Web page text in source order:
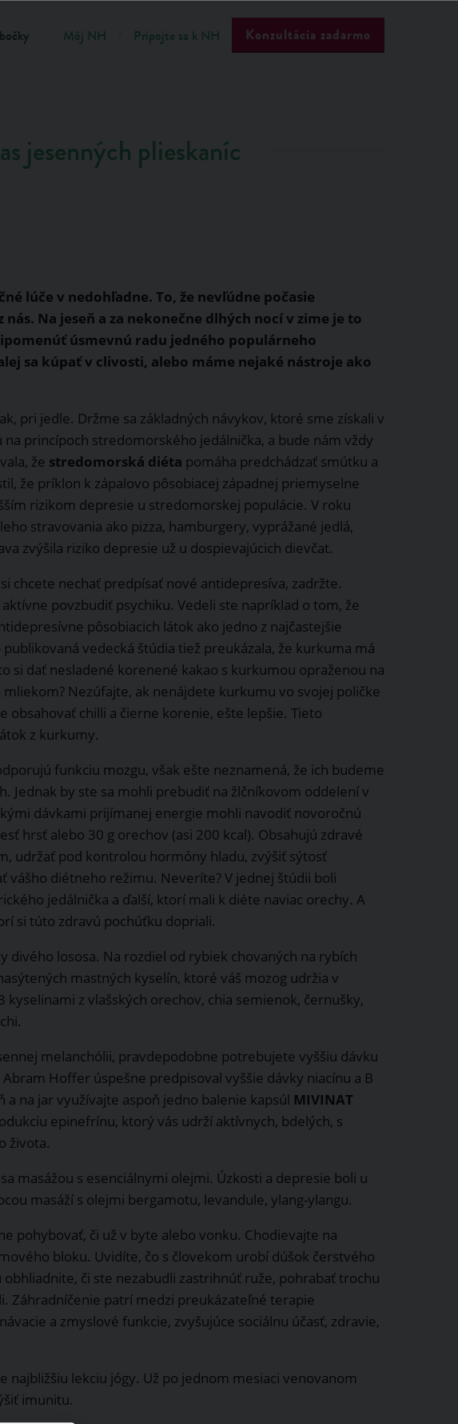
Môj NH Pripojte sa k NH Konzultácia zadarmo
jesenných plieskaníc
lúče v nedohľadne. To, že nevľúdne počasie
Na jeseň a za nekonečne dlhých nocí v zime je to
úsmevnú radu jedného populárneho
sa kúpať v clivosti, alebo máme nejaké nástroje ako
pri jedle. Držme sa základných návykov, ktoré sme získali v
na princípoch stredomorského jedálnička, a bude nám vždy
že stredomorská diéta pomáha predchádzať smútku a
že príklon k zápalovo pôsobiacej západnej priemyselne
rizikom depresie u stredomorskej populácie. V roku
stravovania ako pizza, hamburgery, vyprážané jedlá,
zvýšila riziko depresie už u dospievajúcich dievčat.
chcete nechať predpísať nové antidepresíva, zadržte.
povzbudiť psychiku. Vedeli ste napríklad o tom, že
pôsobiacich látok ako jedno z najčastejšie
vedecká štúdia tiež preukázala, že kurkuma má
si dať nesladené korenené kakao s kurkumou opraženou na
Nezúfajte, ak nenájdete kurkumu vo svojej poličke
obsahovať chilli a čierne korenie, ešte lepšie. Tieto
z kurkumy.
funkciu mozgu, však ešte neznamená, že ich budeme
Jednak by ste sa mohli prebudiť na žlčníkovom oddelení v
dávkami prijímanej energie mohli navodiť novoročnú
hrsť alebo 30 g orechov (asi 200 kcal). Obsahujú zdravé
udržať pod kontrolou hormóny hladu, zvýšiť sýtosť
vášho diétneho režimu. Neveríte? V jednej štúdii boli
jedálnička a ďalší, ktorí mali k diéte naviac orechy. A
si túto zdravú pochúťku dopriali.
lososa. Na rozdiel od rybiek chovaných na rybích
mastných kyselín, ktoré váš mozog udržia v
z vlašských orechov, chia semienok, černušky,
melanchólii, pravdepodobne potrebujete vyššiu dávku
Hoffer úspešne predpisoval vyššie dávky niacínu a B
na jar využívajte aspoň jedno balenie kapsúl MIVINAT
epinefrínu, ktorý vás udrží aktívnych, bdelých, s
života.
masážou s esenciálnymi olejmi. Úzkosti a depresie boli u
masáží s olejmi bergamotu, levandule, ylang-ylangu.
pohybovať, či už v byte alebo vonku. Chodievajte na
bloku. Uvidíte, čo s človekom urobí dúšok čerstvého
či ste nezabudli zastrihnúť ruže, pohrabať trochu
Záhradníčenie patrí medzi preukázateľné terapie
a zmyslové funkcie, zvyšujúce sociálnu účasť, zdravie,
lekciu jógy. Už po jednom mesiaci venovanom
imunitu.